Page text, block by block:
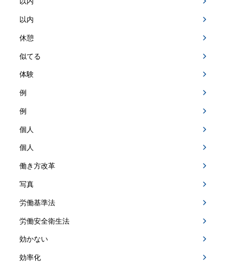
以内
休憩
似てる
体験
例
例
個人
個人
働き方改革
写真
労働基準法
労働安全衛生法
効かない
効率化